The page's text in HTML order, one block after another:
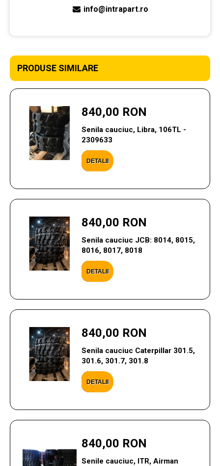
info@intrapart.ro
PRODUSE SIMILARE
840,00 RON
Senila cauciuc, Libra, 106TL -
2309633
DETALII
840,00 RON
Senila cauciuc JCB: 8014, 8015,
8016, 8017, 8018
DETALII
840,00 RON
Senila cauciuc Caterpillar 301.5,
301.6, 301.7, 301.8
DETALII
840,00 RON
Senile cauciuc, ITR, Airman